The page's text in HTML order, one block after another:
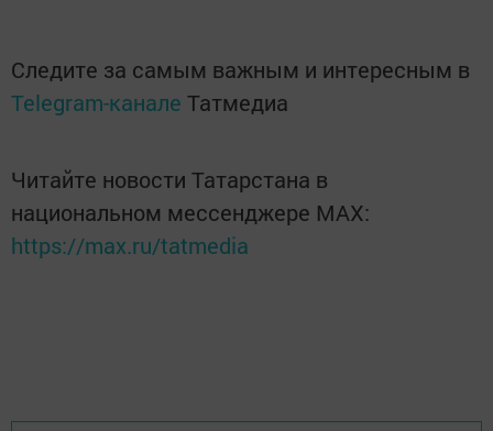
Следите за самым важным и интересным в
Telegram-канале Татмедиа
Читайте новости Татарстана в
национальном мессенджере MАХ:
https://max.ru/tatmedia